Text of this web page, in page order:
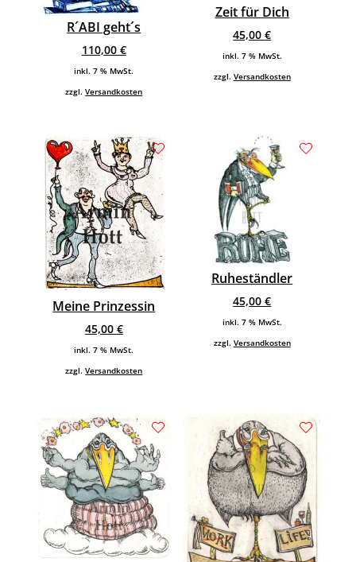
R´ABI geht´s
110,00 €
inkl. 7 % MwSt.
zzgl.Versandkosten
Zeit für Dich
45,00€
inkl. 7 % MwSt.
zzgl. Versandkosten
Meine Prinzessin
45,00 €
inkl. 7 % MwSt.
zzgl.Versandkosten
Ruheständler
45,00€
inkl. 7 % MwSt.
zzgl. Versandkosten